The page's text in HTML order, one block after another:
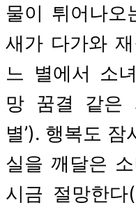
물이 튀어나오
새가 다가와
느 별에서 소
망 꿈결 같은
별’). 행복도 잠
실을 깨달은
시금 절망한다